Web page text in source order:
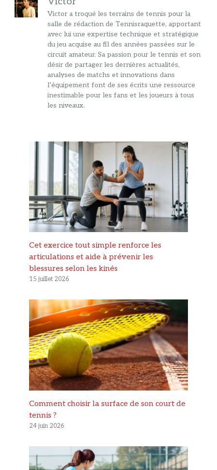
Victor a troqué les terrains de tennis pour la
salle de rédaction de Tennisraquette, apportant
avec lui une expertise technique et stratégique
du jeu acquise au fil des années passées sur le
circuit amateur. Sa passion pour le tennis et son
désir de partager les dernières actualités,
analyses de matchs et innovations dans
l’équipement font de ses écrits une ressource
inestimable pour les fans et les joueurs à tous
les niveaux.
Cet exercice tout simple renforce les
articulations et aide à prévenir les
blessures selon les kinés
15 juillet 2026
Comment choisir la surface de son court de
tennis ?
24 juin 2026